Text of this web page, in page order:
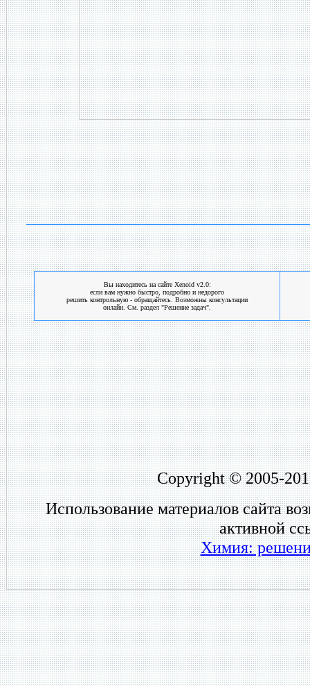
Вы находитесь на сайте Xenoid v2.0:
если вам нужно быстро, подробно и недорого
решить контрольную - обращайтесь. Возможны консультации
онлайн. См. раздел "Решение задач".
Copyright © 2005-
Использование материалов сайта
активной
Химия: